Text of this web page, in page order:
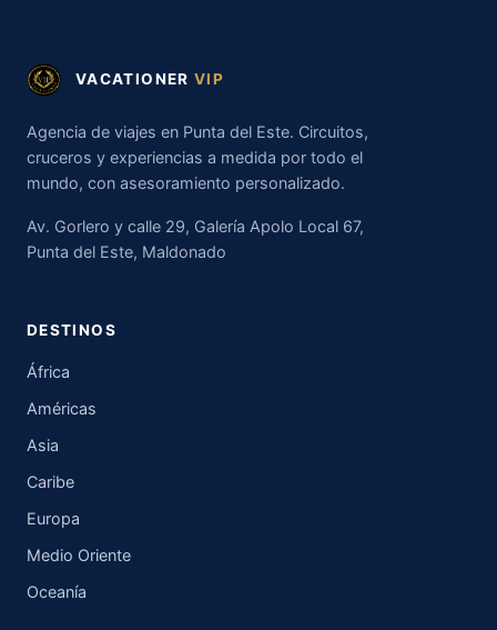
VACATIONER VIP
Agencia de viajes en Punta del Este. Circuitos,
cruceros y experiencias a medida por todo el
mundo, con asesoramiento personalizado.
Av. Gorlero y calle 29, Galería Apolo Local 67,
Punta del Este, Maldonado
DESTINOS
África
Américas
Asia
Caribe
Europa
Medio Oriente
Oceanía